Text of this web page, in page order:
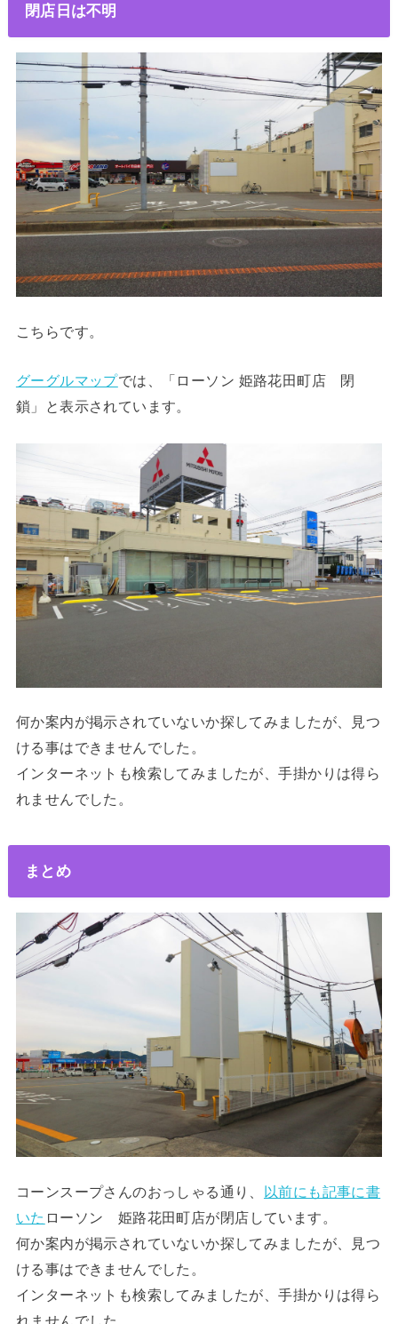
閉店日は不明
こちらです。
グーグルマップでは、「ローソン 姫路花田町店 閉
鎖」と表示されています。
何か案内が掲示されていないか探してみましたが、見つ
ける事はできませんでした。
インターネットも検索してみましたが、手掛かりは得ら
れませんでした。
まとめ
コーンスープさんのおっしゃる通り、 以前にも記事に書
いた ローソン 姫路花田町店が閉店しています。
何か案内が掲示されていないか探してみましたが、見つ
ける事はできませんでした。
インターネットも検索してみましたが、手掛かりは得ら
れませんでした。